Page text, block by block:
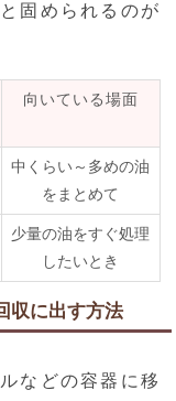
固められるのが
向いている場面
中くらい～多めの油
をまとめて
少量の油をすぐ処理
したいとき
収に出す方法
などの容器に移